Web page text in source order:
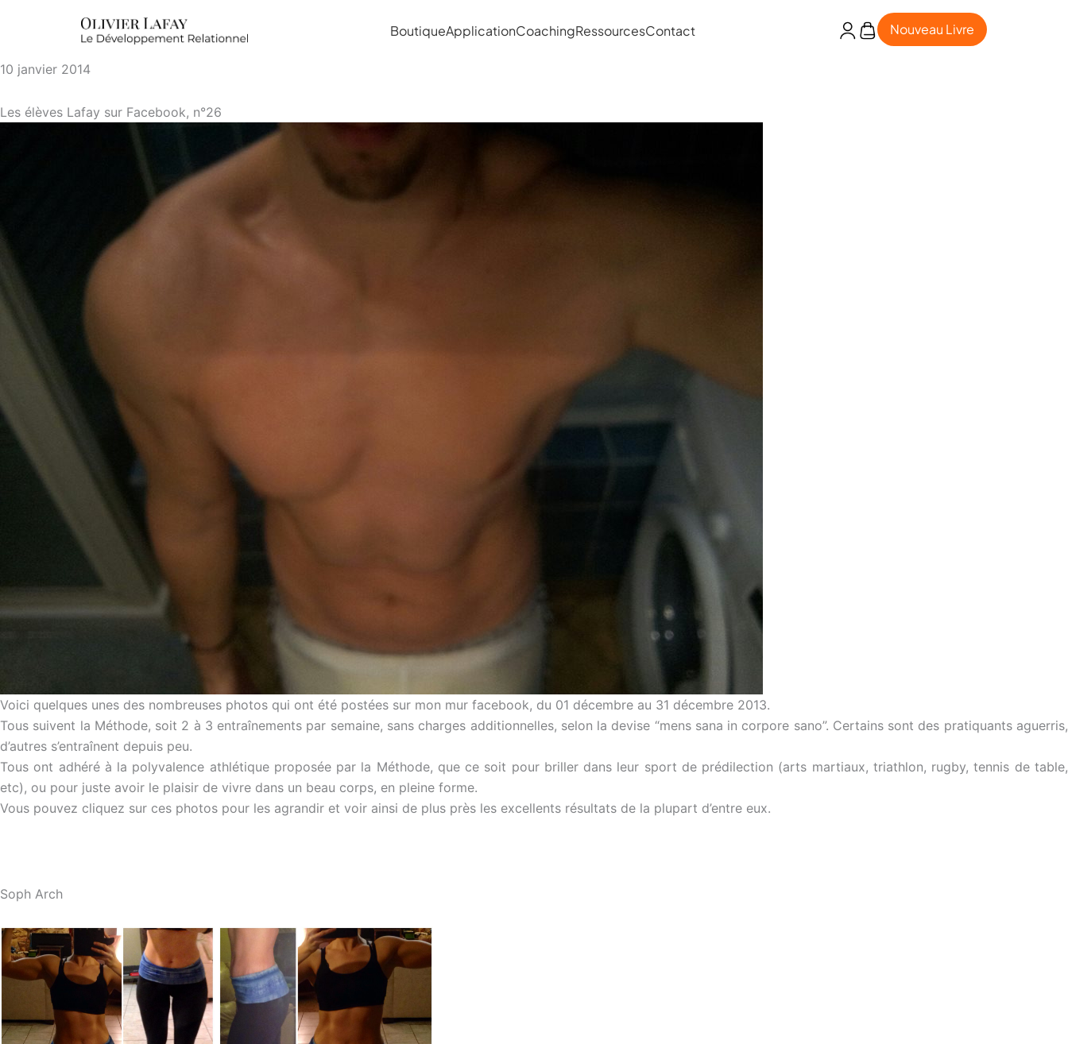
BoutiqueApplicationCoachingRessourcesContact Nouveau Livre
10 janvier 2014
Les élèves Lafay sur Facebook, n°26
Voici quelques unes des nombreuses photos qui ont été postées sur mon mur facebook, du 01 décembre au 31 décembre 2013.
Tous suivent la Méthode, soit 2 à 3 entraînements par semaine, sans charges additionnelles, selon la devise “mens sana in corpore sano”. Certains sont des pratiquants aguerris,
d’autres s’entraînent depuis peu.
Tous ont adhéré à la polyvalence athlétique proposée par la Méthode, que ce soit pour briller dans leur sport de prédilection (arts martiaux, triathlon, rugby, tennis de table,
etc), ou pour juste avoir le plaisir de vivre dans un beau corps, en pleine forme.
Vous pouvez cliquez sur ces photos pour les agrandir et voir ainsi de plus près les excellents résultats de la plupart d’entre eux.
Soph Arch